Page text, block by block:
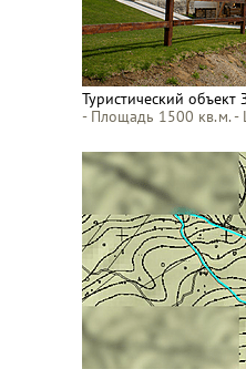
Туристический объект
- Площадь 1500 кв.м. -